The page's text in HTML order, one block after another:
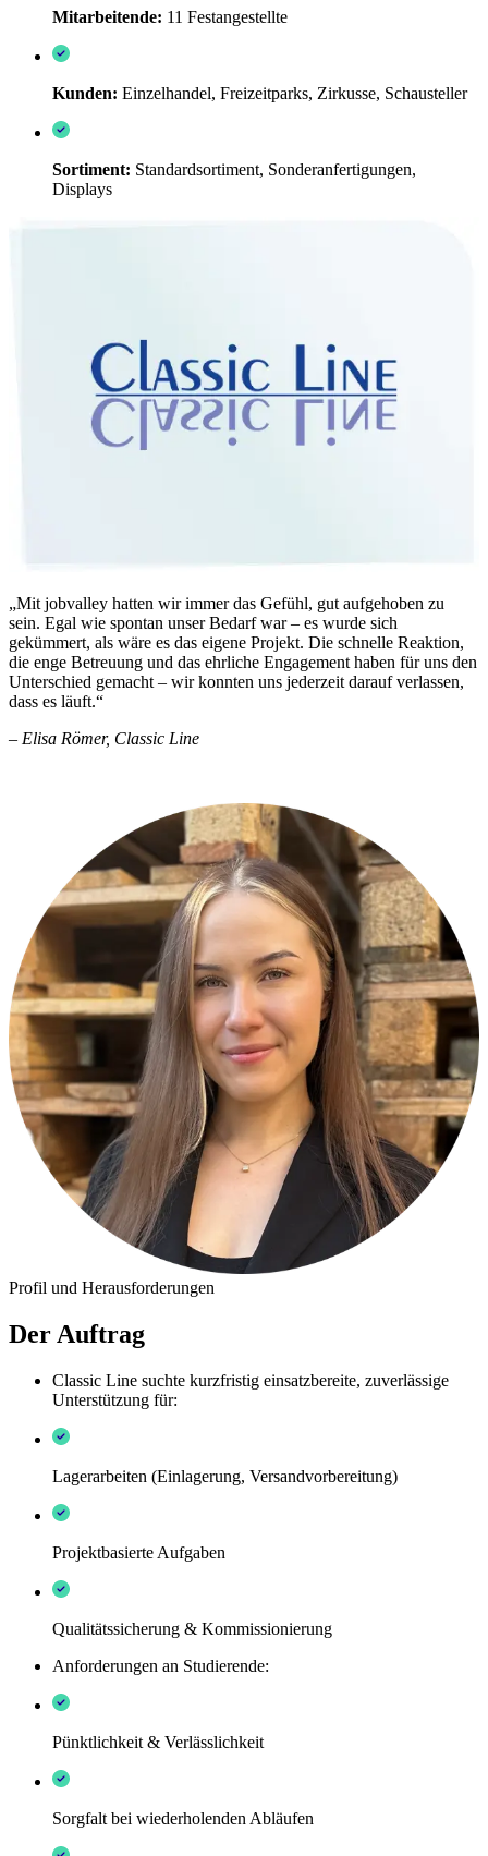
Mitarbeitende: 11 Festangestellte
Kunden: Einzelhandel, Freizeitparks, Zirkusse, Schausteller
Sortiment: Standardsortiment, Sonderanfertigungen,
Displays
„Mit jobvalley hatten wir immer das Gefühl, gut aufgehoben zu
sein. Egal wie spontan unser Bedarf war – es wurde sich
gekümmert, als wäre es das eigene Projekt. Die schnelle Reaktion,
die enge Betreuung und das ehrliche Engagement haben für uns den
Unterschied gemacht – wir konnten uns jederzeit darauf verlassen,
dass es läuft.“
– Elisa Römer, Classic Line
Profil und Herausforderungen
Der Auftrag
Classic Line suchte kurzfristig einsatzbereite, zuverlässige
Unterstützung für:
Lagerarbeiten (Einlagerung, Versandvorbereitung)
Projektbasierte Aufgaben
Qualitätssicherung & Kommissionierung
Anforderungen an Studierende:
Pünktlichkeit & Verlässlichkeit
Sorgfalt bei wiederholenden Abläufen